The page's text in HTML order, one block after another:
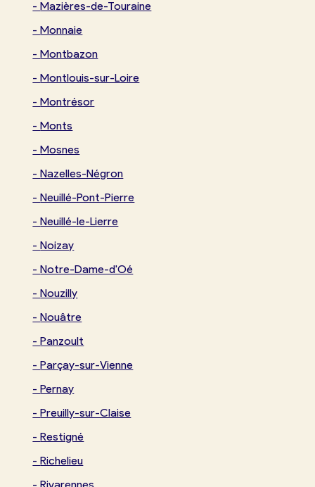
-Mazières-de-Touraine
-Monnaie
-Montbazon
-Montlouis-sur-Loire
-Montrésor
-Monts
-Mosnes
-Nazelles-Négron
-Neuillé-Pont-Pierre
-Neuillé-le-Lierre
-Noizay
-Notre-Dame-d'Oé
-Nouzilly
-Nouâtre
-Panzoult
-Parçay-sur-Vienne
-Pernay
-Preuilly-sur-Claise
-Restigné
-Richelieu